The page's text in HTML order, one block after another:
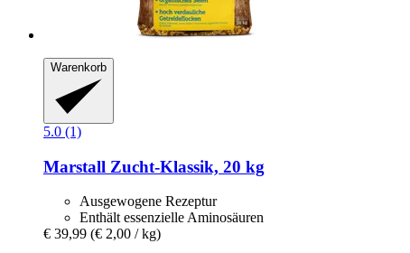
Warenkorb
5.0 (1)
Marstall Zucht-​Klassik, 20 kg
Ausgewogene Rezeptur
Enthält essenzielle Aminosäuren
€ 39,99 (€ 2,00 / kg)